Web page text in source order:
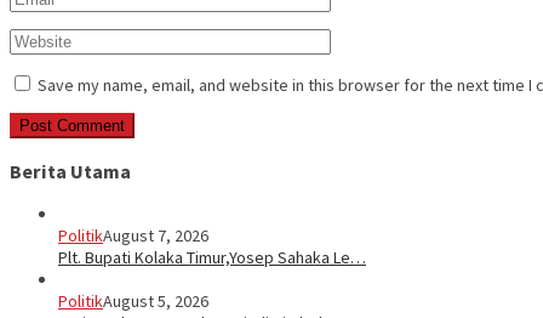
Save my name, email, and website in this browser for the next time I
Berita Utama
PolitikAugust 7, 2026
Plt. Bupati Kolaka Timur,Yosep Sahaka Le…
PolitikAugust 5, 2026